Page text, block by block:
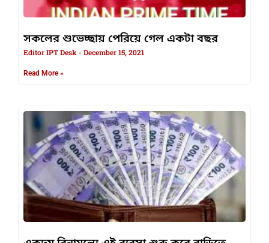
সকলের শুভেচ্ছায় পেরিয়ে গেল একটা বছর
Editor IPT Desk December 15, 2021
Read More »